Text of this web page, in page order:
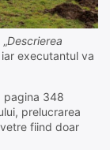
Descrierea
iar executantul va
pagina 348
prelucrarea
fiind doar